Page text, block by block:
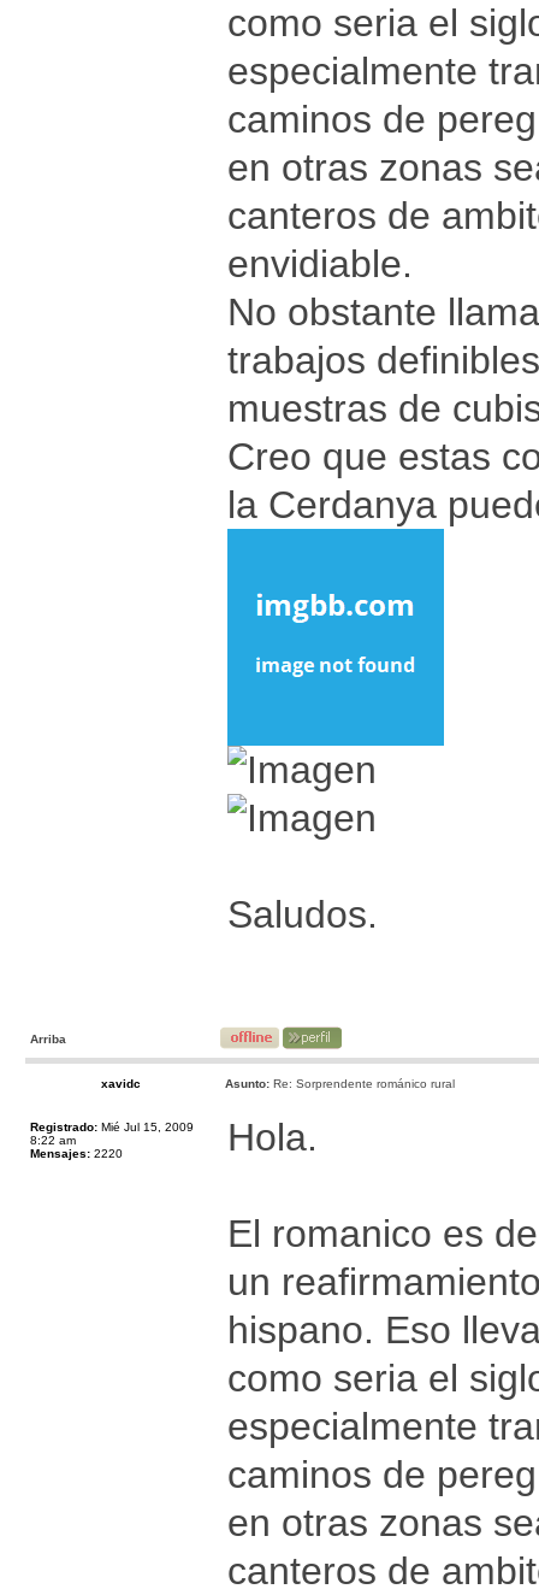
como seria el
especialmente
caminos de
en otras zonas
canteros de
envidiable.
No obstante
trabajos
muestras de
Creo que estas
la Cerdanya
Saludos.
Arriba
xavidc Asunto: Re: Sorprendente románico rural
Registrado: Mié Jul 15, 2009
8:22 am
Mensajes: 2220 Hola.
El romanico es
un
hispano. Eso
como seria el
especialmente
caminos de
en otras zonas
canteros de